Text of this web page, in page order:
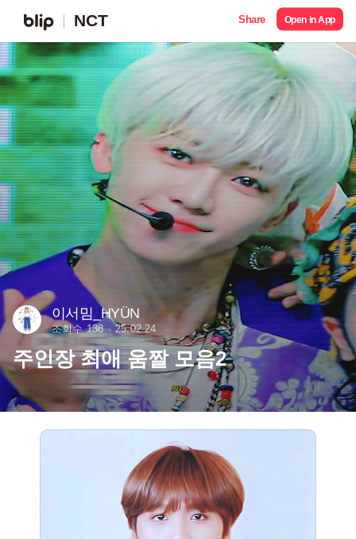
NCT Share Open in App
이서밈_HYÜN
조회수 138 25.02.24
주인장 최애 움짤 모음2